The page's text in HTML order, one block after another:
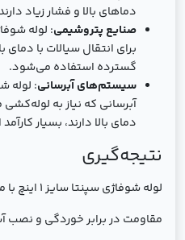
دماهای بالا و فشار زیاد
صنایع پتروشیمی: لوله
برای انتقال سیالات با دمای
گسترده استفاده می‌شود.
سیستم‌های آبرسانی: لوله
آبرسانی که نیاز به لوله‌کشی
دمای بالا دارند، بسیار
نتیجه‌گیری
لوله شوفاژی
مقاومت در برابر خوردگی و نصب